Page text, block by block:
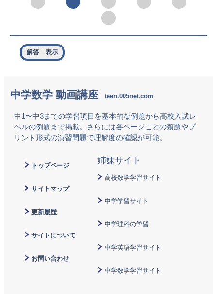
解答 表示
中学数学 動画講座
中1〜中3までの学習項目を基本的な例題から高校入試レ
ベルの例題まで掲載。さらには各ページごとの類題やプ
リント形式の演習問題で理解度の確認が可能。
トップページ
サイトマップ
更新履歴
サイトについて
お問い合わせ
高校数学学習サイト
中学学習サイト
中学理科の学習
中学英語学習サイト
中学数学学習サイト